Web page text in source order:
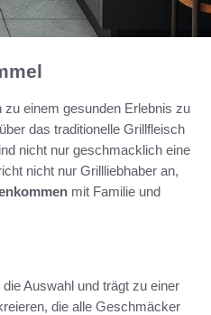
zu einem gesunden Erlebnis zu
das traditionelle Grillfleisch
nicht nur geschmacklich eine
nicht nur Grillliebhaber an,
mit Familie und
Auswahl und trägt zu einer
die alle Geschmäcker